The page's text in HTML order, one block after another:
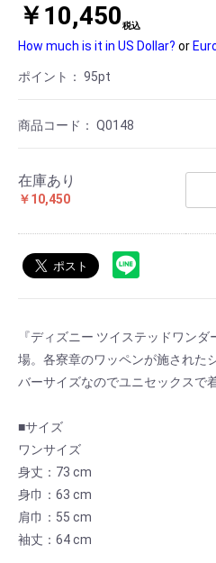
￥10,450税込
How much is it in US Dollar? or
ポイント： 95pt
商品コード： Q0148
在庫あり
￥10,450
『ディズニー ツイステッドワン
場。各寮章のワッペンが施された
バーサイズなのでユニセックスで
■サイズ
ワンサイズ
身丈：73 cm
身巾：63 cm
肩巾：55 cm
袖丈：64 cm